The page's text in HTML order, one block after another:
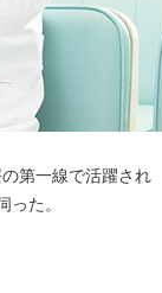
第一線で活躍され
た。